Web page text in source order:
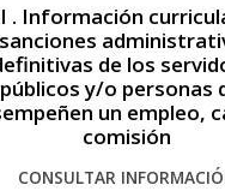
. Información
sanciones
de los
públicos y/o personas
un empleo,
comisión
CONSULTAR